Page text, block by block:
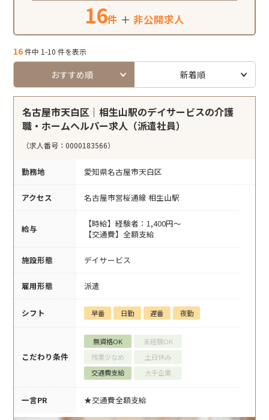
16件 ＋ 非公開求人
16件中 1-10 件を表示
おすすめ順 新着順
名古屋市天白区｜相生山駅のデイサービスの介護
職・ホームヘルパー求人（派遣社員）
（求人番号：0000183566）
勤務地 愛知県名古屋市天白区
アクセス 名古屋市営桜通線 相生山駅
給与
【時給】経験者：1,400円～
【交通費】全額支給
施設形態 デイサービス
雇用形態 派遣
シフト 早番 日勤 遅番 夜勤
こだわり条件
無資格OK
未経験OK
残業少なめ
土日休み
交通費支給
大手企業
一言PR ★交通費全額支給